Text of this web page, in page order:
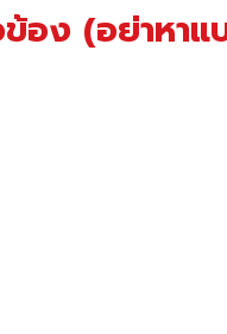
ง (อย่าหาแบ